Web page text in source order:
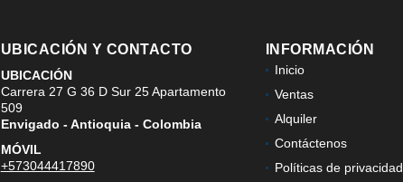
UBICACIÓN Y CONTACTO
UBICACIÓN
Carrera 27 G 36 D Sur 25 Apartamento
509
Envigado - Antioquia - Colombia
MÓVIL
+573044417890
INFORMACIÓN
Inicio
Ventas
Alquiler
Contáctenos
Políticas de privacidad